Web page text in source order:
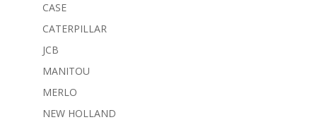
CASE
CATERPILLAR
JCB
MANITOU
MERLO
NEW HOLLAND